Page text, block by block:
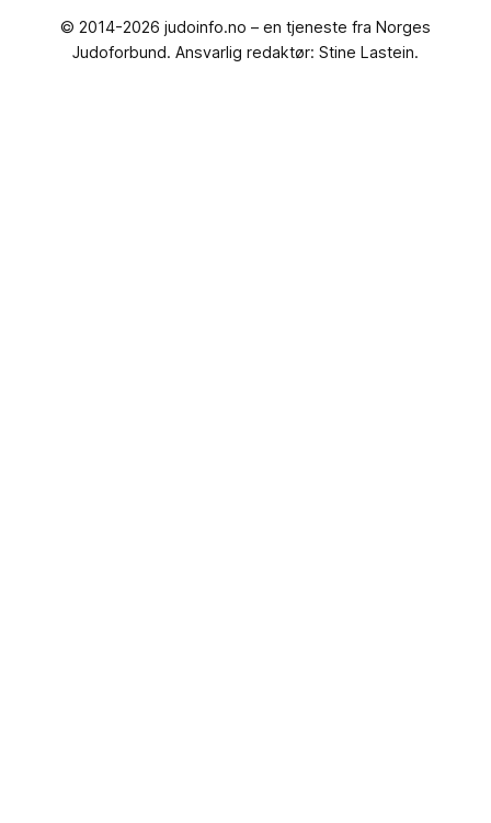
© 2014-2026 judoinfo.no – en tjeneste fra Norges
Judoforbund. Ansvarlig redaktør: Stine Lastein.